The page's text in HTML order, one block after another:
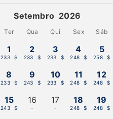
Setembro 2026
Ter Qua Qui Sex Sáb
1
233 $
2
233 $
3
233 $
4
248 $
5
258 $
8
233 $
9
243 $
10
233 $
11
248 $
12
248 $
15
243 $
16
-
17
-
18
248 $
19
248 $